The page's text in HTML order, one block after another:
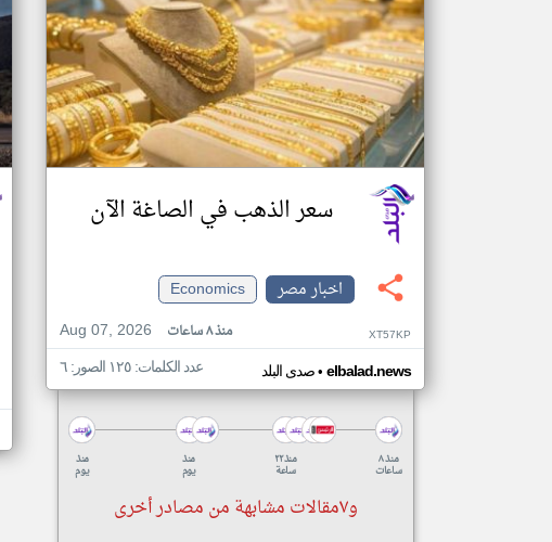
سعر الذهب في الصاغة الآن
اخبار مصر
Economics
Aug 07, 2026
منذ ٨ ساعات XT57KP
صدى البلد• elbalad.news عدد الكلمات: ١٢٥ الصور: ٦
منذ
يوم
منذ
يوم
منذ ٢٢
ساعة
منذ ٨
ساعات
و٧مقالات مشابهة من مصادر أخرى